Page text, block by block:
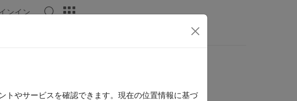
ンイン
トやサービスを確認できます。現在の位置情報に基づ